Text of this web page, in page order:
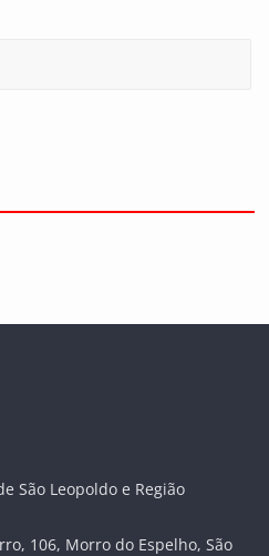
São Leopoldo e Região
106, Morro do Espelho, São